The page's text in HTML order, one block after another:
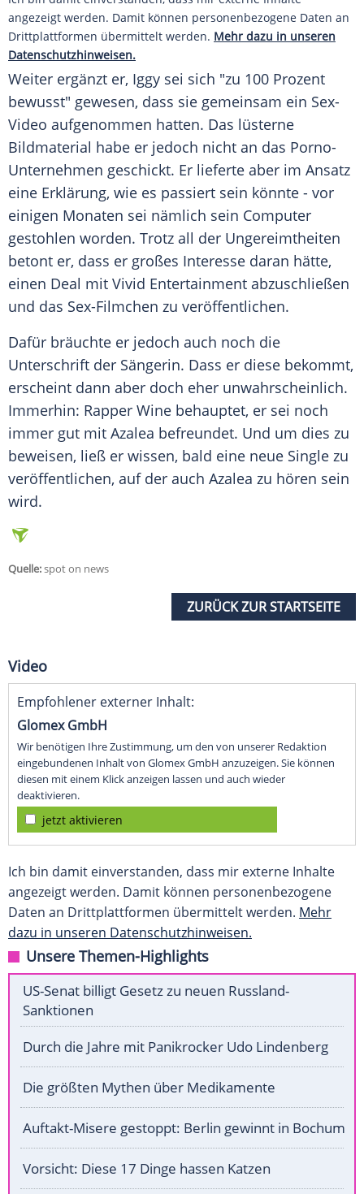
angezeigt werden. Damit können personenbezogene Daten an
Drittplattformen übermittelt werden. Mehr dazu in unseren
Datenschutzhinweisen.
Weiter ergänzt er, Iggy sei sich "zu 100 Prozent
bewusst" gewesen, dass sie gemeinsam ein Sex-
Video aufgenommen hatten. Das lüsterne
Bildmaterial habe er jedoch nicht an das Porno-
Unternehmen geschickt. Er lieferte aber im Ansatz
eine Erklärung, wie es passiert sein könnte - vor
einigen Monaten sei nämlich sein Computer
gestohlen worden. Trotz all der Ungereimtheiten
betont er, dass er großes Interesse daran hätte,
einen Deal mit Vivid Entertainment abzuschließen
und das Sex-Filmchen zu veröffentlichen.
Dafür bräuchte er jedoch auch noch die
Unterschrift der Sängerin. Dass er diese bekommt,
erscheint dann aber doch eher unwahrscheinlich.
Immerhin: Rapper Wine behauptet, er sei noch
immer gut mit Azalea befreundet. Und um dies zu
beweisen, ließ er wissen, bald eine neue Single zu
veröffentlichen, auf der auch Azalea zu hören sein
wird.
Quelle:spot on news
ZURÜCK ZUR STARTSEITE
Video
Empfohlener externer Inhalt:
Glomex GmbH
Wir benötigen Ihre Zustimmung, um den von unserer Redaktion
eingebundenen Inhalt von Glomex GmbH anzuzeigen. Sie können
diesen mit einem Klick anzeigen lassen und auch wieder
deaktivieren.
jetzt aktivieren
Ich bin damit einverstanden, dass mir externe Inhalte
angezeigt werden. Damit können personenbezogene
Daten an Drittplattformen übermittelt werden. Mehr
dazu in unseren Datenschutzhinweisen.
Unsere Themen-Highlights
US-Senat billigt Gesetz zu neuen Russland-
Sanktionen
Durch die Jahre mit Panikrocker Udo Lindenberg
Die größten Mythen über Medikamente
Auftakt-Misere gestoppt: Berlin gewinnt in Bochum
Vorsicht: Diese 17 Dinge hassen Katzen